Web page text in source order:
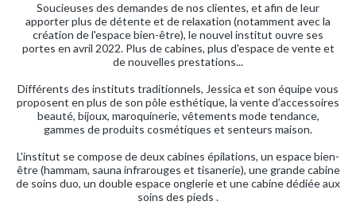
Soucieuses des demandes de nos clientes, et afin de leur
apporter plus de détente et de relaxation (notamment avec la
création de l'espace bien-être), le nouvel institut ouvre ses
portes en avril 2022. Plus de cabines, plus d'espace de vente et
de nouvelles prestations...
Différents des instituts traditionnels, Jessica et son équipe vous
proposent en plus de son pôle esthétique, la vente d’accessoires
beauté, bijoux, maroquinerie, vêtements mode tendance,
gammes de produits cosmétiques et senteurs maison.
L'institut se compose de deux cabines épilations, un espace bien-
être (hammam, sauna infrarouges et tisanerie), une grande cabine
de soins duo, un double espace onglerie et une cabine dédiée aux
soins des pieds .